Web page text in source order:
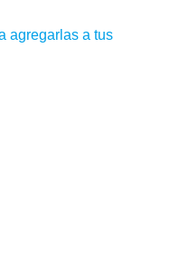
agregarlas a tus